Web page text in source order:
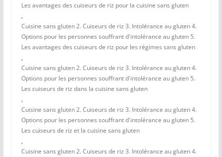
Les avantages des cuiseurs de riz pour la cuisine sans gluten
,
Cuisine sans gluten 2. Cuiseurs de riz 3. Intolérance au gluten 4.
Options pour les personnes souffrant d'intolérance au gluten 5.
Les avantages des cuiseurs de riz pour les régimes sans gluten
,
Cuisine sans gluten 2. Cuiseurs de riz 3. Intolérance au gluten 4.
Options pour les personnes souffrant d'intolérance au gluten 5.
Les cuiseurs de riz dans la cuisine sans gluten
,
Cuisine sans gluten 2. Cuiseurs de riz 3. Intolérance au gluten 4.
Options pour les personnes souffrant d'intolérance au gluten 5.
Les cuiseurs de riz et la cuisine sans gluten
,
Cuisine sans gluten 2. Cuiseurs de riz 3. Intolérance au gluten 4.